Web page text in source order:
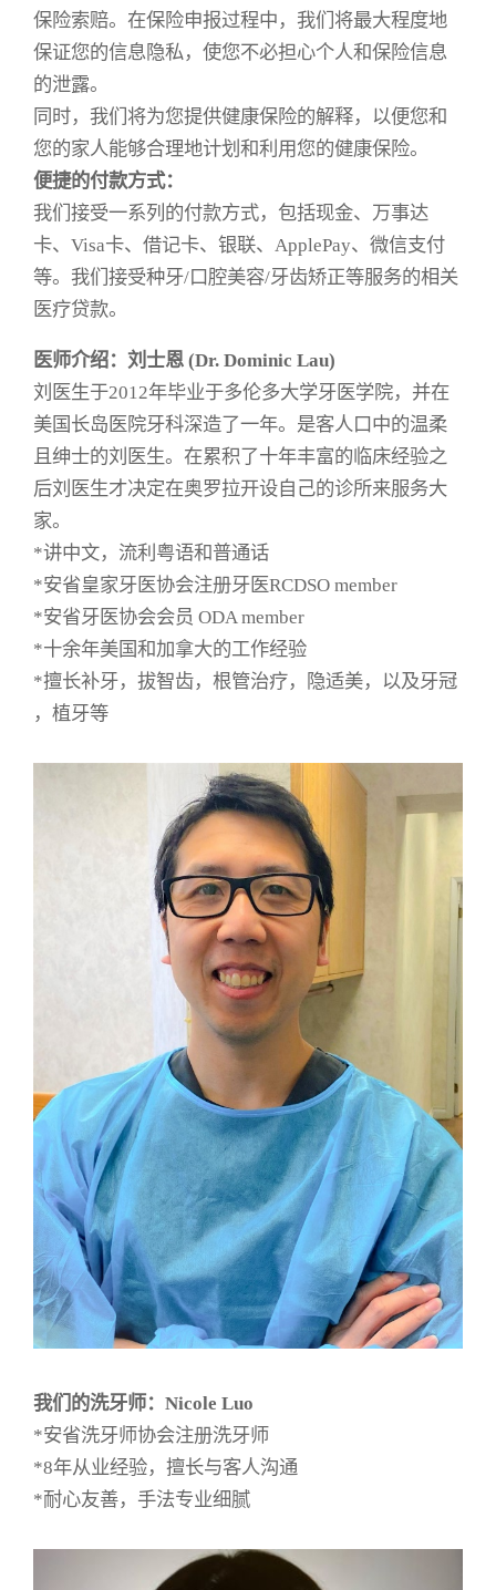
保险索赔。在保险申报过程中，我们将最大程度地
保证您的信息隐私，使您不必担心个人和保险信息
的泄露。
同时，我们将为您提供健康保险的解释，以便您和
您的家人能够合理地计划和利用您的健康保险。
便捷的付款方式：
我们接受一系列的付款方式，包括现金、万事达
卡、Visa卡、借记卡、银联、ApplePay、微信支付
等。我们接受种牙/口腔美容/牙齿矫正等服务的相关
医疗贷款。
医师介绍：刘士恩 (Dr. Dominic Lau)
刘医生于2012年毕业于多伦多大学牙医学院，并在
美国长岛医院牙科深造了一年。是客人口中的温柔
且绅士的刘医生。在累积了十年丰富的临床经验之
后刘医生才决定在奥罗拉开设自己的诊所来服务大
家。
*讲中文，流利粤语和普通话
*安省皇家牙医协会注册牙医RCDSO member
*安省牙医协会会员 ODA member
*十余年美国和加拿大的工作经验
*擅长补牙，拔智齿，根管治疗，隐适美，以及牙冠
，植牙等
我们的洗牙师：Nicole Luo
*安省洗牙师协会注册洗牙师
*8年从业经验，擅长与客人沟通
*耐心友善，手法专业细腻